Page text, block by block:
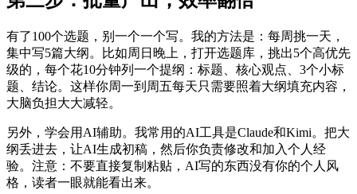
有了100个选题，别一个一个写。我的方法是：每周挑一天，
集中写5篇大纲。比如周日晚上，打开选题库，挑出5个高优先
级的，每个花10分钟列一个提纲：标题、核心观点、3个小标
题、结论。这样你周一到周五每天只需要照着大纲填充内容，
大脑负担大大减轻。
另外，学会用AI辅助。我常用的AI工具是Claude和Kimi。把大
纲丢进去，让AI生成初稿，然后你负责修改和加入个人经
验。注意：不要直接复制粘贴，AI写的东西没有你的个人风
格，读者一眼就能看出来。